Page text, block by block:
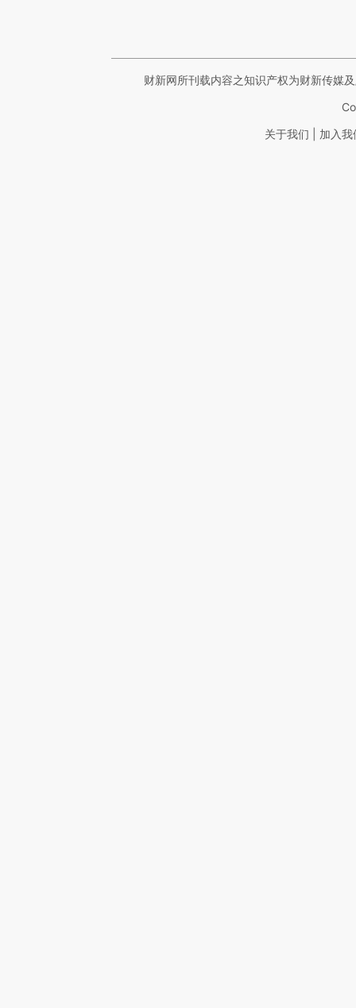
财新网所刊载内容之知识产权为财新传媒
关于我们 加入我